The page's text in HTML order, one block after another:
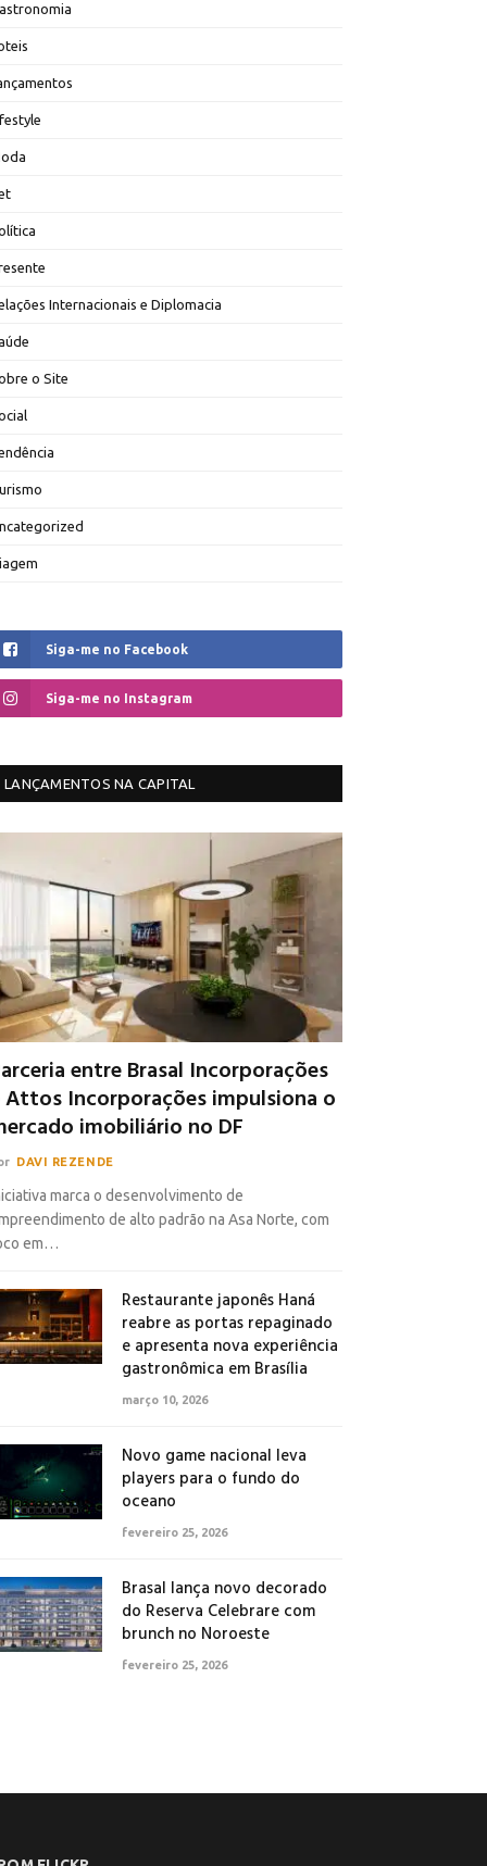
Internacionais e Diplomacia
o Site
Siga-me no Facebook
Siga-me no Instagram
LANÇAMENTOS NA CAPITAL
entre Brasal Incorporações
Attos Incorporações impulsiona o
imobiliário no DF
DAVI REZENDE
marca o desenvolvimento de
de alto padrão na Asa Norte, com
em…
Restaurante japonês Haná
reabre as portas repaginado
e apresenta nova experiência
gastronômica em Brasília
março 10, 2026
Novo game nacional leva
players para o fundo do
oceano
fevereiro 25, 2026
Brasal lança novo decorado
do Reserva Celebrare com
brunch no Noroeste
fevereiro 25, 2026